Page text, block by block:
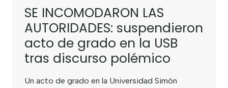
SE INCOMODARON LAS
AUTORIDADES: suspendieron
acto de grado en la USB
tras discurso polémico
Un acto de grado en la Universidad Simón